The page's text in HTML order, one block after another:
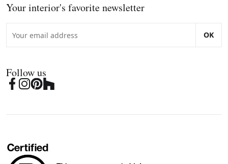
Your interior's favorite newsletter
OK
Follow us